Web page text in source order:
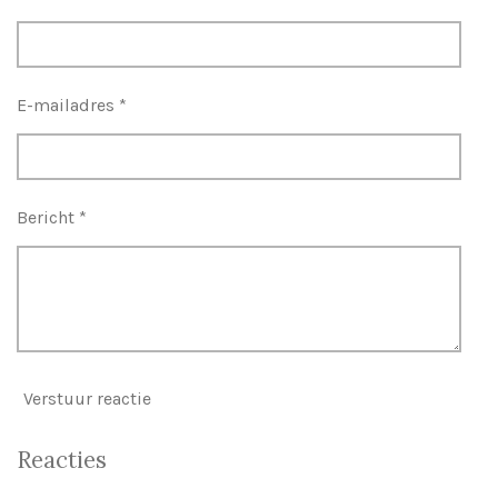
E-mailadres *
Bericht *
Verstuur reactie
Reacties